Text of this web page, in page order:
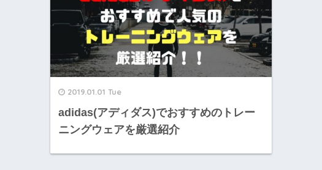
2019.01.01 Tue
adidas(アディダス)でおすすめのトレー
ニングウェアを厳選紹介